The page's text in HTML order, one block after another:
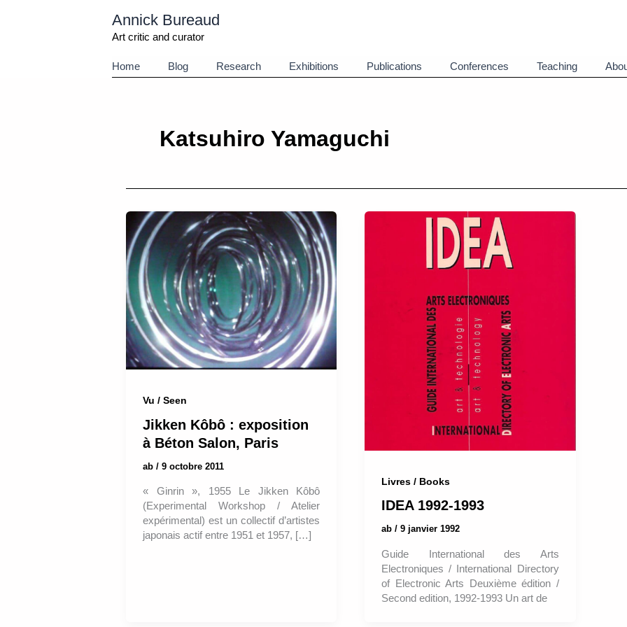
Annick Bureaud
Art critic and curator
Home Blog Research Exhibitions Publications Conferences Teaching
Katsuhiro Yamaguchi
Vu / Seen
Jikken Kôbô : exposition
à Béton Salon, Paris
ab / 9 octobre 2011
« Ginrin », 1955 Le Jikken Kôbô
(Experimental Workshop / Atelier
expérimental) est un collectif d’artistes
japonais actif entre 1951 et 1957, […]
Livres / Books
IDEA 1992-1993
ab/9 janvier 1992
Guide International des Arts
Electroniques / International Directory
of Electronic Arts Deuxième édition /
Second edition, 1992-1993 Un art de